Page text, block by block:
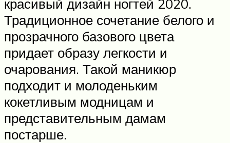
красивый дизайн ногтей 2020.
Традиционное сочетание белого и
прозрачного базового цвета
придает образу легкости и
очарования. Такой маникюр
подходит и молоденьким
кокетливым модницам и
представительным дамам
постарше.